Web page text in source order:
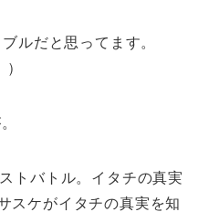
ルだと思ってます。
トバトル。イタチの真実
スケがイタチの真実を知